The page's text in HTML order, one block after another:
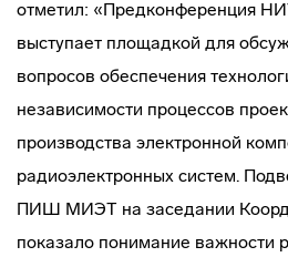
отметил: «Предконференция
выступает площадкой для
вопросов обеспечения
независимости процессов
производства электронной
радиоэлектронных систем.
ПИШ МИЭТ на заседании
показало понимание важности